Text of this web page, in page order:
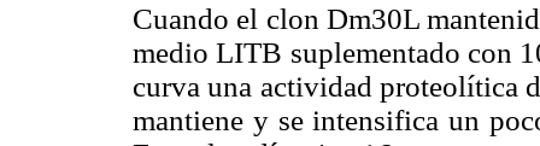
Cuando el clon Dm30L
medio LITB suplementado con
curva una actividad proteolítica
mantiene y se intensifica un